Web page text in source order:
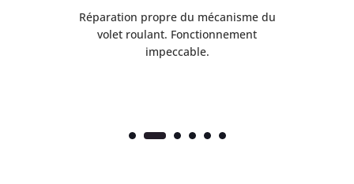
Réparation propre du mécanisme du
volet roulant. Fonctionnement
impeccable.